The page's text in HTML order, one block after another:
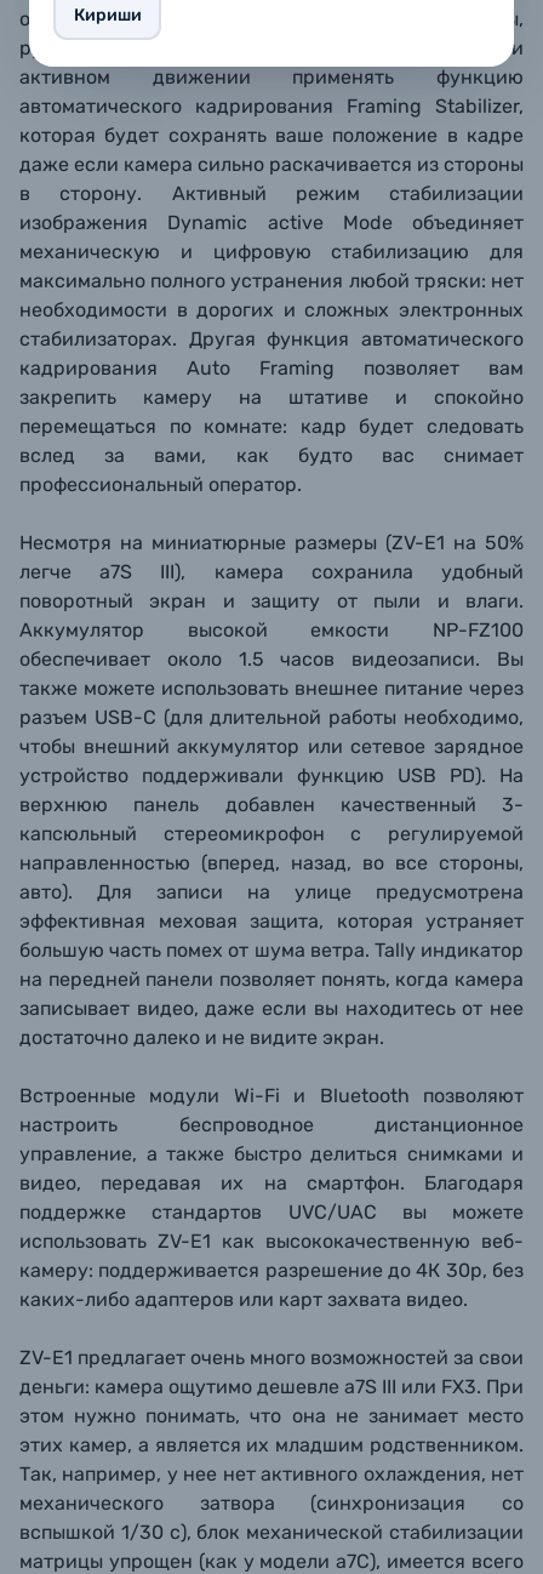
Кириши
основные части тела: положение туловища, головы,
рук и ног. Это позволяет ей, например, при
активном движении применять функцию
автоматического кадрирования Framing Stabilizer,
которая будет сохранять ваше положение в кадре
даже если камера сильно раскачивается из стороны
в сторону. Активный режим стабилизации
изображения Dynamic active Mode объединяет
механическую и цифровую стабилизацию для
максимально полного устранения любой тряски: нет
необходимости в дорогих и сложных электронных
стабилизаторах. Другая функция автоматического
кадрирования Auto Framing позволяет вам
закрепить камеру на штативе и спокойно
перемещаться по комнате: кадр будет следовать
вслед за вами, как будто вас снимает
профессиональный оператор.
Несмотря на миниатюрные размеры (ZV-E1 на 50%
легче a7S III), камера сохранила удобный
поворотный экран и защиту от пыли и влаги.
Аккумулятор высокой емкости NP-FZ100
обеспечивает около 1.5 часов видеозаписи. Вы
также можете использовать внешнее питание через
разъем USB-C (для длительной работы необходимо,
чтобы внешний аккумулятор или сетевое зарядное
устройство поддерживали функцию USB PD). На
верхнюю панель добавлен качественный 3-
капсюльный стереомикрофон с регулируемой
направленностью (вперед, назад, во все стороны,
авто). Для записи на улице предусмотрена
эффективная меховая защита, которая устраняет
большую часть помех от шума ветра. Tally индикатор
на передней панели позволяет понять, когда камера
записывает видео, даже если вы находитесь от нее
достаточно далеко и не видите экран.
Встроенные модули Wi-Fi и Bluetooth позволяют
настроить беспроводное дистанционное
управление, а также быстро делиться снимками и
видео, передавая их на смартфон. Благодаря
поддержке стандартов UVC/UAC вы можете
использовать ZV-E1 как высококачественную веб-
камеру: поддерживается разрешение до 4К 30р, без
каких-либо адаптеров или карт захвата видео.
ZV-E1 предлагает очень много возможностей за свои
деньги: камера ощутимо дешевле a7S III или FX3. При
этом нужно понимать, что она не занимает место
этих камер, а является их младшим родственником.
Так, например, у нее нет активного охлаждения, нет
механического затвора (синхронизация со
вспышкой 1/30 с), блок механической стабилизации
матрицы упрощен (как у модели a7C), имеется всего